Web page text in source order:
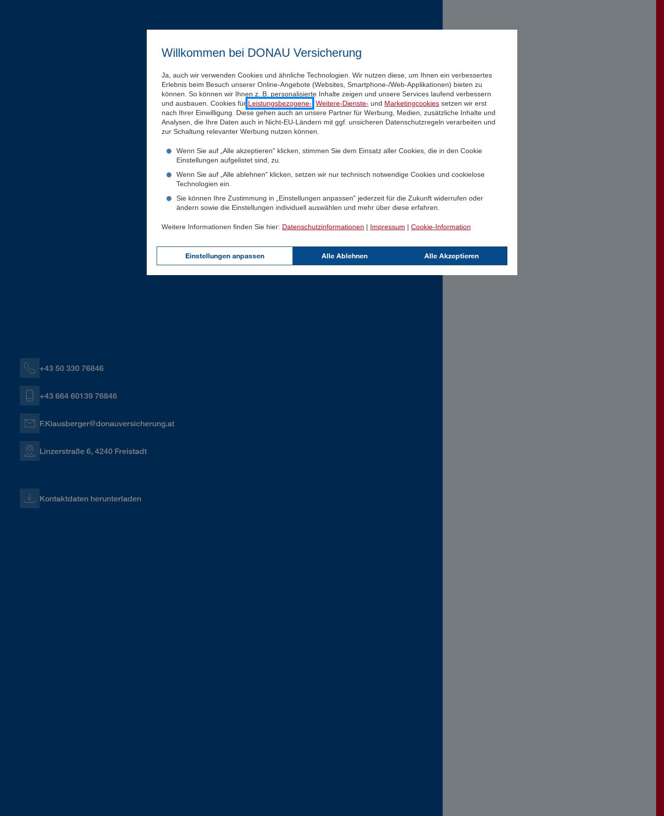
Willkommen bei DONAU Versicherung
Ja, auch wir verwenden Cookies und ähnliche Technologien. Wir nutzen diese, um Ihnen ein verbessertes
Erlebnis beim Besuch unserer Online-Angebote (Websites, Smartphone-/Web-Applikationen) bieten zu
können. So können wir Ihnen z. B. personalisierte Inhalte zeigen und unsere Services laufend verbessern
und ausbauen. Cookies für Leistungsbezogene- Weitere-Dienste- und Marketingcookies setzen wir erst
nach Ihrer Einwilligung. Diese gehen auch an unsere Partner für Werbung, Medien, zusätzliche Inhalte und
Analysen, die Ihre Daten auch in Nicht-EU-Ländern mit ggf. unsicheren Datenschutzregeln verarbeiten und
zur Schaltung relevanter Werbung nutzen können.
Wenn Sie auf „Alle akzeptieren" klicken, stimmen Sie dem Einsatz aller Cookies, die in den Cookie
Einstellungen aufgelistet sind, zu.
Wenn Sie auf „Alle ablehnen" klicken, setzen wir nur technisch notwendige Cookies und cookielose
Technologien ein.
Sie können Ihre Zustimmung in „Einstellungen anpassen" jederzeit für die Zukunft widerrufen oder
ändern sowie die Einstellungen individuell auswählen und mehr über diese erfahren.
Weitere Informationen finden Sie hier: Datenschutzinformationen | Impressum | Cookie-Information
Einstellungen anpassen Alle Ablehnen Alle Akzeptieren
+43 50 330 76846
+43 664 60139 76846
F.Klausberger@donauversicherung.at
Linzerstraße 6, 4240 Freistadt
Kontaktdaten herunterladen